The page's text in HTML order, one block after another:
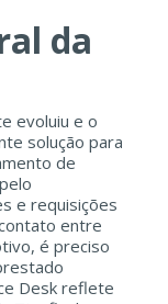
da
evoluiu e o
solução para
de
e requisições
entre
é preciso
Desk reflete